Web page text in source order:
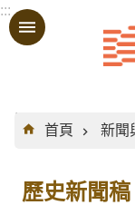
跳到主要內容區塊
:::
:::
首頁
新聞
歷史新聞稿